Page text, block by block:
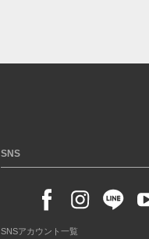
SNS
SNSアカウント一覧